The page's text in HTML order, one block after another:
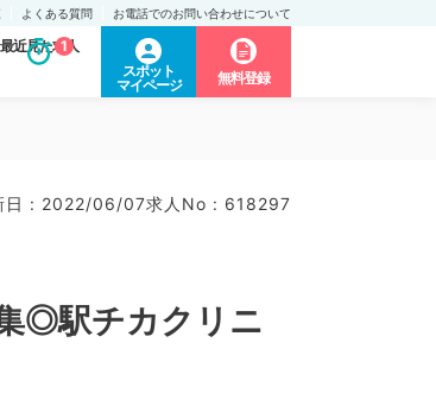
よくある質問 お電話でのお問い合わせについて
最近見た求人
1
スポット
マイページ
無料登録
日 : 2022/06/07求人No : 618297
◎駅チカクリニ